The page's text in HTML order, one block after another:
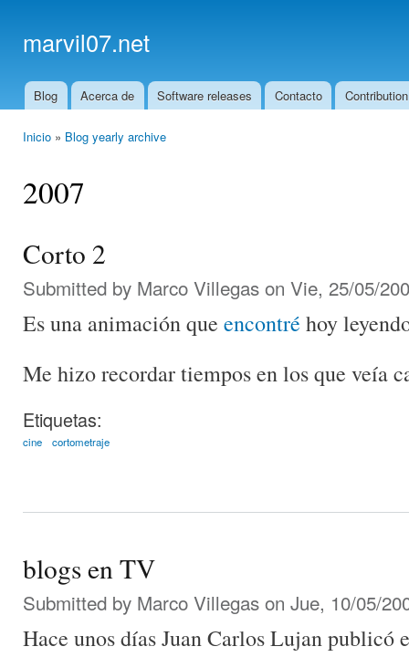
marvil07.net
Main menu
Blog Acerca de Software releases Contacto
Inicio » Blog yearly archive
2007
Corto 2
Submitted by Marco Villegas on Vie, 25/05/
Es una animación que encontré hoy
Me hizo recordar tiempos en los que veía
Etiquetas:
cine cortometraje
blogs en TV
Submitted by Marco Villegas on Jue, 10/05/
Hace unos días Juan Carlos Lujan publicó